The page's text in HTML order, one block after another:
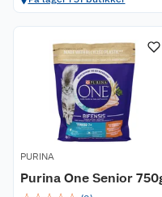
PURINA
Purina One Senior